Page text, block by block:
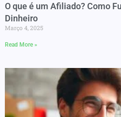
O que é um Afiliado? Como
Dinheiro
Março 4, 2025
Read More »